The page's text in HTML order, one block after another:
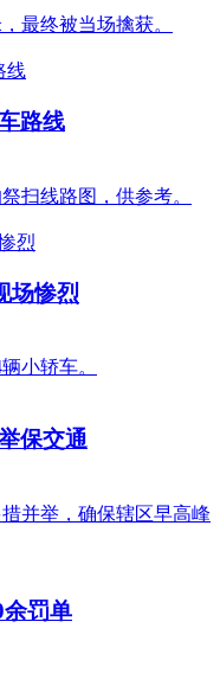
最终被当场擒获。
路线
扫线路图，供参考。
场惨烈
小轿车。
保交通
并举，确保辖区早高峰
余罚单